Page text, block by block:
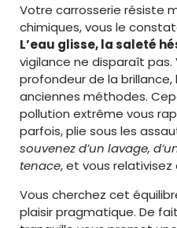
Votre carrosserie résiste
chimiques, vous le
L’eau glisse, la saleté
vigilance ne disparaît pas.
profondeur de la brillance,
anciennes méthodes.
pollution extrême vous
parfois, plie sous les
souvenez d’un lavage,
tenace, et vous
Vous cherchez cet
plaisir pragmatique. De